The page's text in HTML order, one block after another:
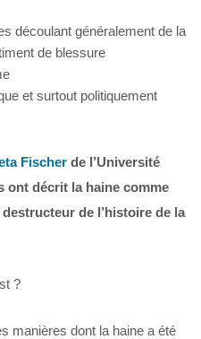
découlant généralement de la
de blessure
et surtout politiquement
Fischer de l’Université
ont décrit la haine comme
de l’histoire de la
?
manières dont la haine a été